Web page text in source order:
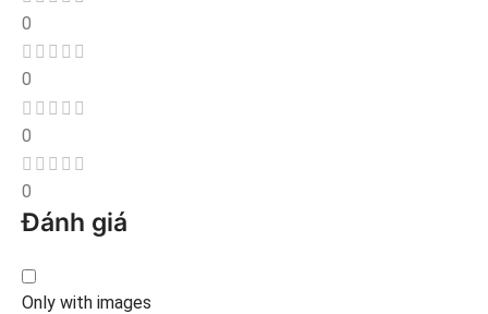
0
0
0
0
Đánh giá
Only with images